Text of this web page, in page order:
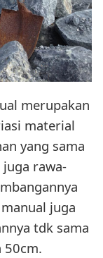
merupakan
material
yang sama
rawa-
juga
tdk sama
50cm.